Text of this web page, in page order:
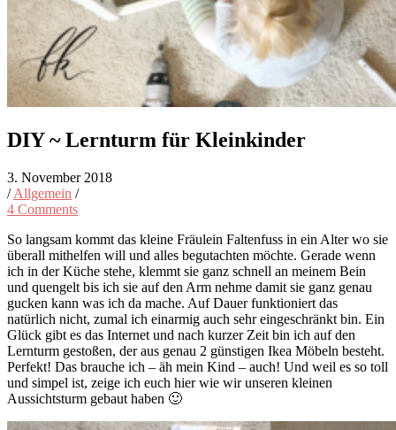
DIY ~ Lernturm für Kleinkinder
3. November 2018
/ Allgemein /
4 Comments
So langsam kommt das kleine Fräulein Faltenfuss in ein Alter wo sie
überall mithelfen will und alles begutachten möchte. Gerade wenn
ich in der Küche stehe, klemmt sie ganz schnell an meinem Bein
und quengelt bis ich sie auf den Arm nehme damit sie ganz genau
gucken kann was ich da mache. Auf Dauer funktioniert das
natürlich nicht, zumal ich einarmig auch sehr eingeschränkt bin. Ein
Glück gibt es das Internet und nach kurzer Zeit bin ich auf den
Lernturm gestoßen, der aus genau 2 günstigen Ikea Möbeln besteht.
Perfekt! Das brauche ich – äh mein Kind – auch! Und weil es so toll
und simpel ist, zeige ich euch hier wie wir unseren kleinen
Aussichtsturm gebaut haben 🙂